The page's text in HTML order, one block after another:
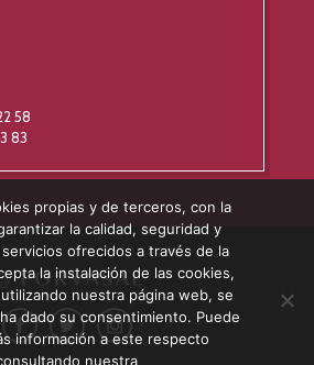
58
83
propias y de terceros, con la
la calidad, seguridad y
ofrecidos a través de la
la instalación de las cookies,
nuestra página web, se
dado su consentimiento. Puede
información a este respecto
nuestra